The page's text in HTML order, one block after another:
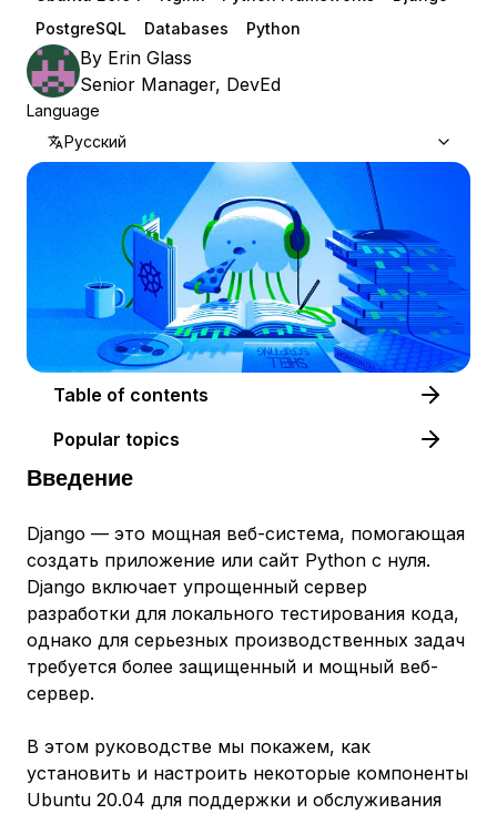
PostgreSQL
Databases Python
By Erin Glass
Senior Manager, DevEd
Language
Русский
Table of contents
Popular topics
Введение
Django — это мощная веб-система, помогающая
создать приложение или сайт Python с нуля.
Django включает упрощенный сервер
разработки для локального тестирования кода,
однако для серьезных производственных задач
требуется более защищенный и мощный веб-
сервер.
В этом руководстве мы покажем, как
установить и настроить некоторые компоненты
Ubuntu 20.04 для поддержки и обслуживания